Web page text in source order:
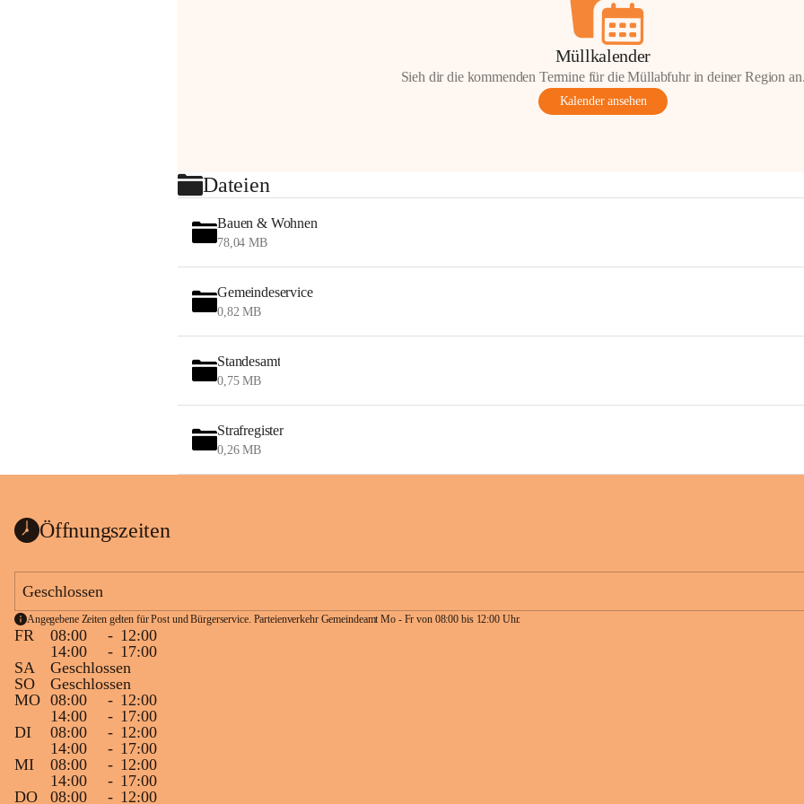
Müllkalender
Sieh dir die kommenden Termine für die Müllabfuhr in deiner Region
Kalender ansehen
Dateien
Bauen & Wohnen
78,04 MB
Gemeindeservice
0,82 MB
Standesamt
0,75 MB
Strafregister
0,26 MB
Öffnungszeiten
Geschlossen
Angegebene Zeiten gelten für Post und Bürgerservice. Parteienverkehr Gemeindeamt Mo - Fr von 08:00 bis 12:00 Uhr.
FR 08:00 - 12:00
14:00
- 17:00
SA
Geschlossen
SO
Geschlossen
MO 08:00 - 12:00
14:00
- 17:00
DI
08:00 - 12:00
14:00
- 17:00
MI
08:00 - 12:00
14:00
- 17:00
DO
08:00 - 12:00